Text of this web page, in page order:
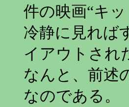
件の映画“キ
冷静に見れば
イアウトされ
なんと、前述
なのである。